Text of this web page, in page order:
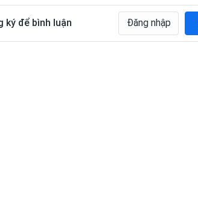
ký để bình luận Đăng nhập